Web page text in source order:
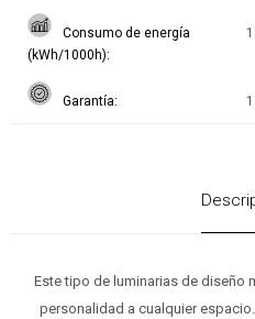
Consumo de energía
(kWh/1000h)
Garantía
Este tipo de luminarias de diseño
personalidad a cualquier